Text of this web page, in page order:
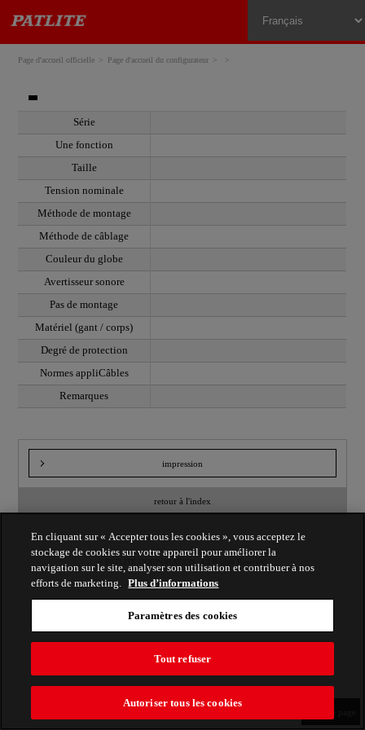
Page d'accueil officielle Page d'accueil du configurateur
Série
Une fonction
Taille
Tension nominale
Méthode de montage
Méthode de câblage
Couleur du globe
Avertisseur sonore
Pas de montage
Matériel (gant / corps)
Degré de protection
Normes appliCâbles
Remarques
impression
retour à l'index
En cliquant sur « Accepter tous les cookies », vous acceptez le
stockage de cookies sur votre appareil pour améliorer la
navigation sur le site, analyser son utilisation et contribuer à nos
efforts de marketing.
Plus d’informations
Paramètres des cookies
Tout refuser
Autoriser tous les cookies